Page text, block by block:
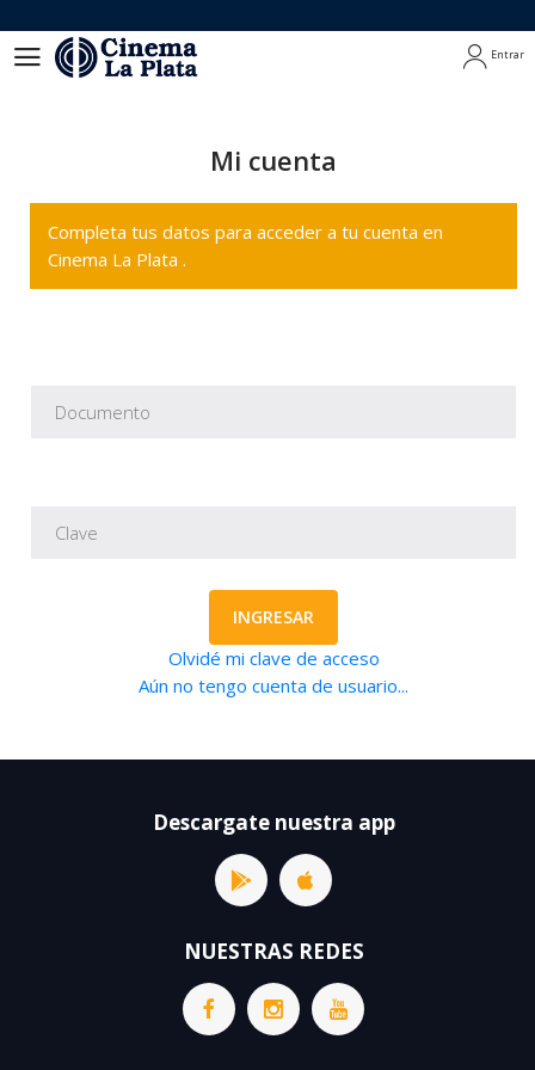
Entrar
Mi cuenta
Completa tus datos para acceder a tu cuenta en
Cinema La Plata .
INGRESAR
Olvidé mi clave de acceso
Aún no tengo cuenta de usuario...
Descargate nuestra app
NUESTRAS REDES